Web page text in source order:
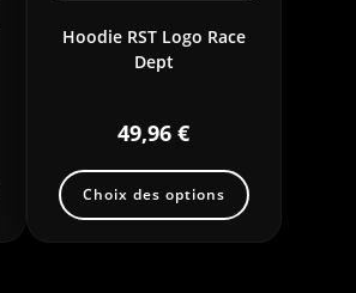
Hoodie RST Logo Race
Dept
49,96€
Choix des options